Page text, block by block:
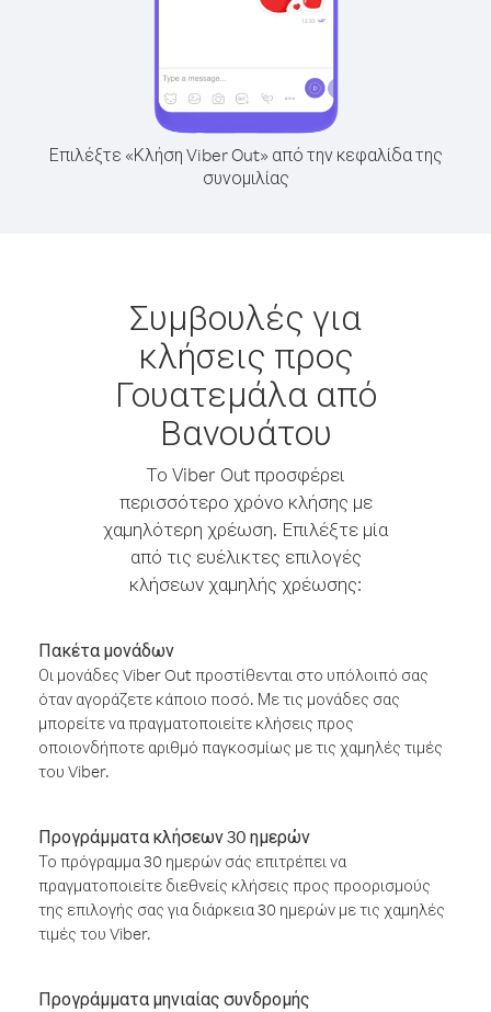
Επιλέξτε «Κλήση Viber Out» από την κεφαλίδα της
συνομιλίας
Συμβουλές για
κλήσεις προς
Γουατεμάλα από
Βανουάτου
Το Viber Out προσφέρει
περισσότερο χρόνο κλήσης με
χαμηλότερη χρέωση. Επιλέξτε μία
από τις ευέλικτες επιλογές
κλήσεων χαμηλής χρέωσης:
Πακέτα μονάδων
Οι μονάδες Viber Out προστίθενται στο υπόλοιπό σας
όταν αγοράζετε κάποιο ποσό. Με τις μονάδες σας
μπορείτε να πραγματοποιείτε κλήσεις προς
οποιονδήποτε αριθμό παγκοσμίως με τις χαμηλές τιμές
του Viber.
Προγράμματα κλήσεων 30 ημερών
Το πρόγραμμα 30 ημερών σάς επιτρέπει να
πραγματοποιείτε διεθνείς κλήσεις προς προορισμούς
της επιλογής σας για διάρκεια 30 ημερών με τις χαμηλές
τιμές του Viber.
Προγράμματα μηνιαίας συνδρομής